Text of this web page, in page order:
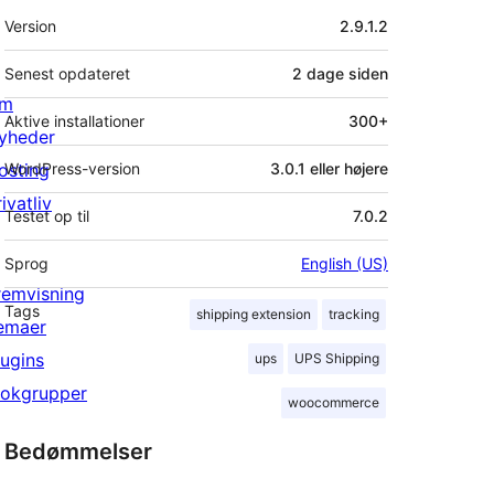
Meta
Version 2.9.1.2
Senest opdateret 2 dage siden
Aktive installationer 300+
WordPress-version 3.0.1 eller højere
Testet op til 7.0.2
Sprog English (US)
Tags shipping extension tracking
ups UPS Shipping
woocommerce
Bedømmelser